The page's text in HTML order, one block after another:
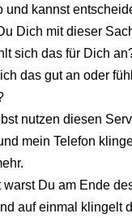
und kannst
Dich mit dieser
sich das für Dich
das gut an oder
nutzen diesen
mein Telefon
warst Du am Ende
auf einmal klingelt